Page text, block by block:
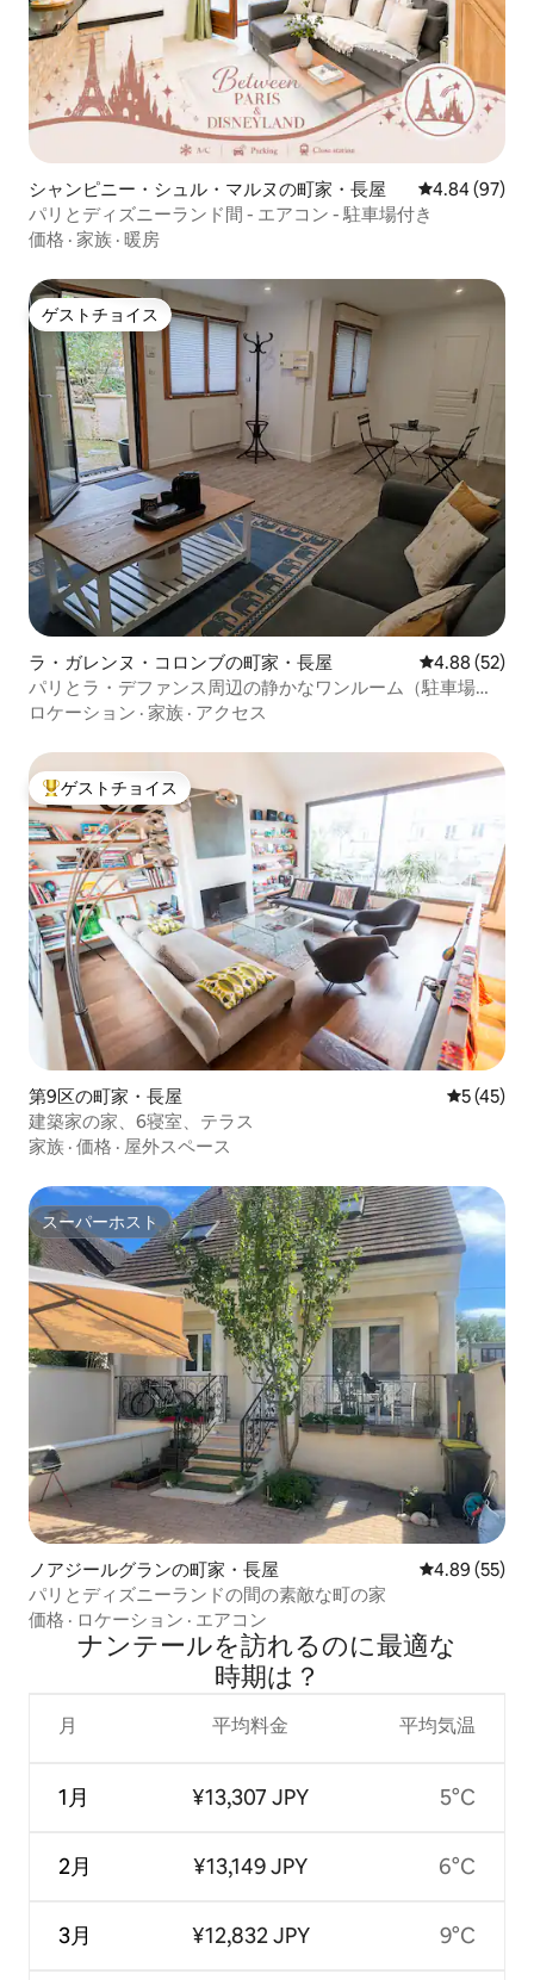
シャンピニー・シュル・マルヌの町家・長屋 レビュー97
4.84 (97)
パリとディズニーランド間 - エアコン - 駐車場付き
価格 · 家族 · 暖房
ゲストチョイス
ゲストチョイス
ラ・ガレンヌ・コロンブの町家・長屋 レビュー52
4.88 (52)
パリとラ・デファンス周辺の静かなワンルーム（駐車場付
き）
ロケーション · 家族 · アクセス
大好評のゲストチョイスです。
ゲストチョイス
第9区の町家・長屋 レビュー
5 (45)
建築家の家、6寝室、テラス
家族 · 価格 · 屋外スペース
スーパーホスト
スーパーホスト
ノアジールグランの町家・長屋 レビュー55
4.89 (55)
パリとディズニーランドの間の素敵な町の家
価格 · ロケーション · エアコン
ナンテールを訪⁠れ⁠るの⁠に最⁠適⁠な
時⁠期⁠は⁠？
月
1月
2月
3月
平均料金
¥13,307 JPY
¥13,149 JPY
¥12,832 JPY
平均気温
5°C
6°C
9°C